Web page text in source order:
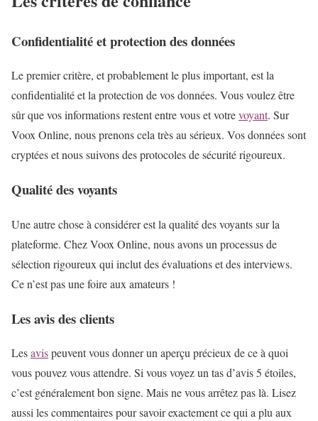
Confidentialité et protection des données
Le premier critère, et probablement le plus important, est la
confidentialité et la protection de vos données. Vous voulez être
sûr que vos informations restent entre vous et votrevoyant. Sur
Voox Online, nous prenons cela très au sérieux. Vos données sont
cryptées et nous suivons des protocoles de sécurité rigoureux.
Qualité des voyants
Une autre chose à considérer est la qualité des voyants sur la
plateforme. Chez Voox Online, nous avons un processus de
sélection rigoureux qui inclut des évaluations et des interviews.
Ce n’est pas une foire aux amateurs !
Les avis des clients
Lesavispeuvent vous donner un aperçu précieux de ce à quoi
vous pouvez vous attendre. Si vous voyez un tas d’avis 5 étoiles,
c’est généralement bon signe. Mais ne vous arrêtez pas là. Lisez
aussi les commentaires pour savoir exactement ce qui a plu aux